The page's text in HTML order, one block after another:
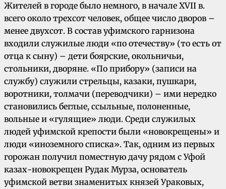
Жителей в городе было немного, в начале XVII в.
всего около трехсот человек, общее число дворов –
менее двухсот. В состав уфимского гарнизона
входили служилые люди «по отечеству» (то есть от
отца к сыну) – дети боярские, окольничьи,
стольники, дворяне. «По прибору» (записи на
службу) служили стрельцы, казаки, пушкари,
воротники, толмачи (переводчики) – ими нередко
становились беглые, ссыльные, полоненные,
вольные и «гулящие» люди. Среди служилых
людей уфимской крепости были «новокрещены» и
люди «иноземного списка». Так, одним из первых
горожан получил поместную дачу рядом с Уфой
казах-новокрещен Рудак Мурза, основатель
уфимской ветви знаменитых князей Ураковых,